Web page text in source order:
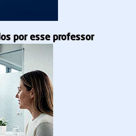
por esse professor